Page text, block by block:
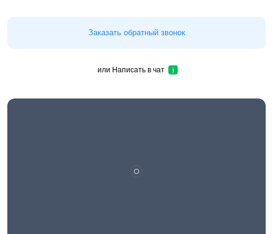
Заказать обратный звонок
или Написать в чат